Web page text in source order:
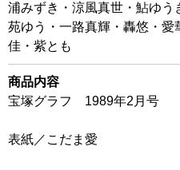
浦みずき・涼風真世・鮎ゆ
苑ゆう・一路真輝・轟悠・愛
佳・紫とも
商品内容
宝塚グラフ 1989年2月号
表紙／こだま愛